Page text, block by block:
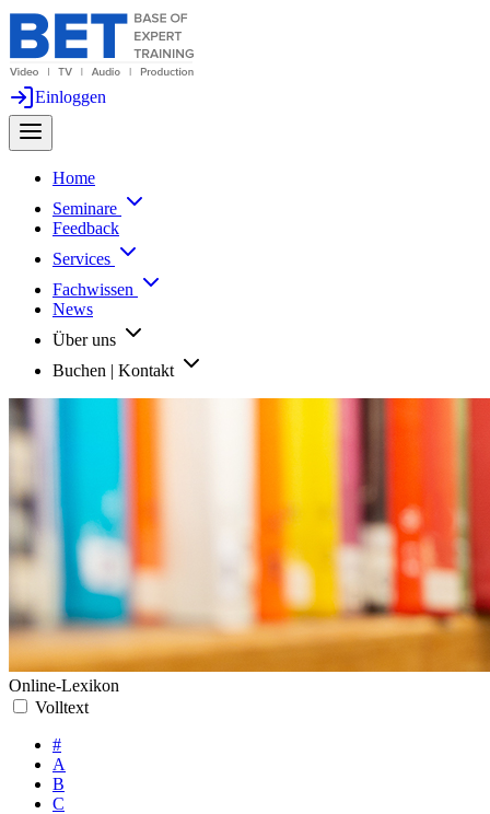
Einloggen
Home
Seminare
Feedback
Services
Fachwissen
News
Über uns
Buchen | Kontakt
Online-Lexikon
Volltext
#
A
B
C